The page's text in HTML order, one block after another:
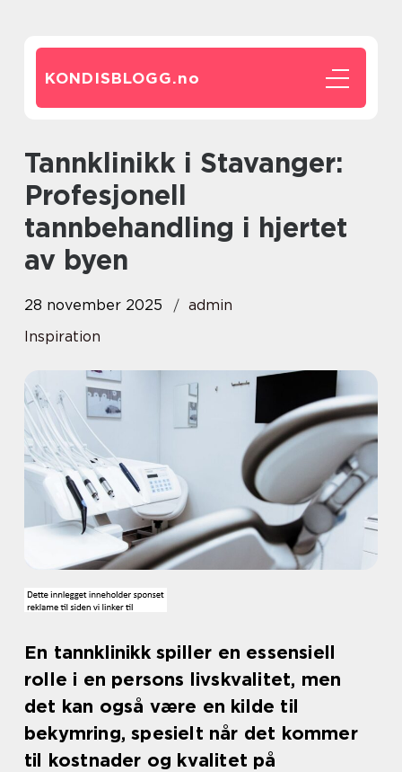
KONDISBLOGG.no
Tannklinikk i Stavanger:
Profesjonell
tannbehandling i hjertet
av byen
28 november 2025
admin
Inspiration
En tannklinikk spiller en essensiell
rolle i en persons livskvalitet, men
det kan også være en kilde til
bekymring, spesielt når det kommer
til kostnader og kvalitet på